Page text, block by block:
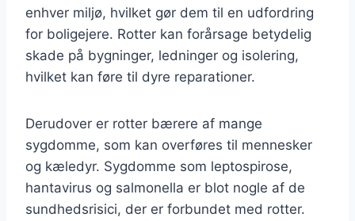
enhver miljø, hvilket gør dem til en udfordring
for boligejere. Rotter kan forårsage betydelig
skade på bygninger, ledninger og isolering,
hvilket kan føre til dyre reparationer.
Derudover er rotter bærere af mange
sygdomme, som kan overføres til mennesker
og kæledyr. Sygdomme som leptospirose,
hantavirus og salmonella er blot nogle af de
sundhedsrisici, der er forbundet med rotter.